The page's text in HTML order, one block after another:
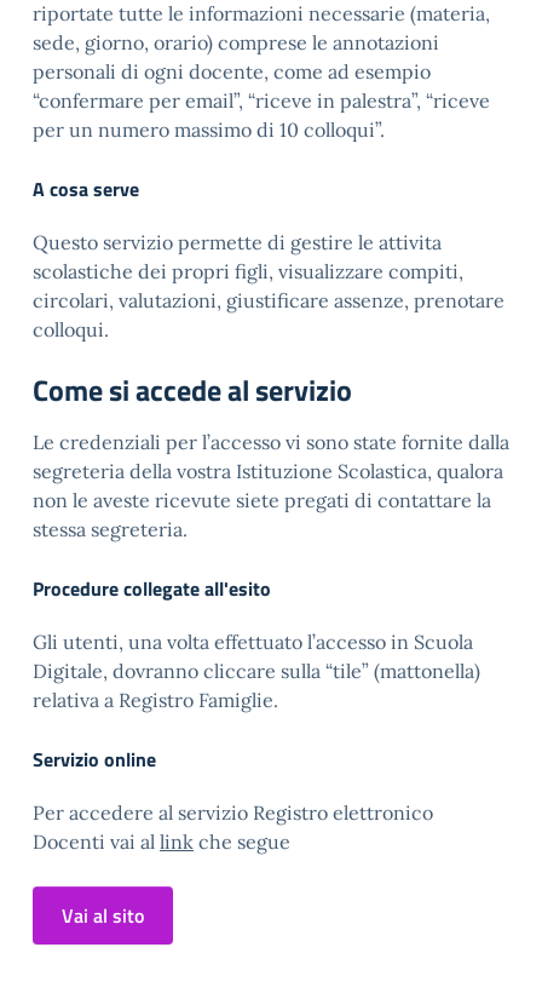
riportate tutte le informazioni necessarie (materia,
sede, giorno, orario) comprese le annotazioni
personali di ogni docente, come ad esempio
“confermare per email”, “riceve in palestra”, “riceve
per un numero massimo di 10 colloqui”.
A cosa serve
Questo servizio permette di gestire le attivita
scolastiche dei propri figli, visualizzare compiti,
circolari, valutazioni, giustificare assenze, prenotare
colloqui.
Come si accede al servizio
Le credenziali per l’accesso vi sono state fornite dalla
segreteria della vostra Istituzione Scolastica, qualora
non le aveste ricevute siete pregati di contattare la
stessa segreteria.
Procedure collegate all'esito
Gli utenti, una volta effettuato l’accesso in Scuola
Digitale, dovranno cliccare sulla “tile” (mattonella)
relativa a Registro Famiglie.
Servizio online
Per accedere al servizio Registro elettronico
Docenti vai al link che segue
Vai al sito